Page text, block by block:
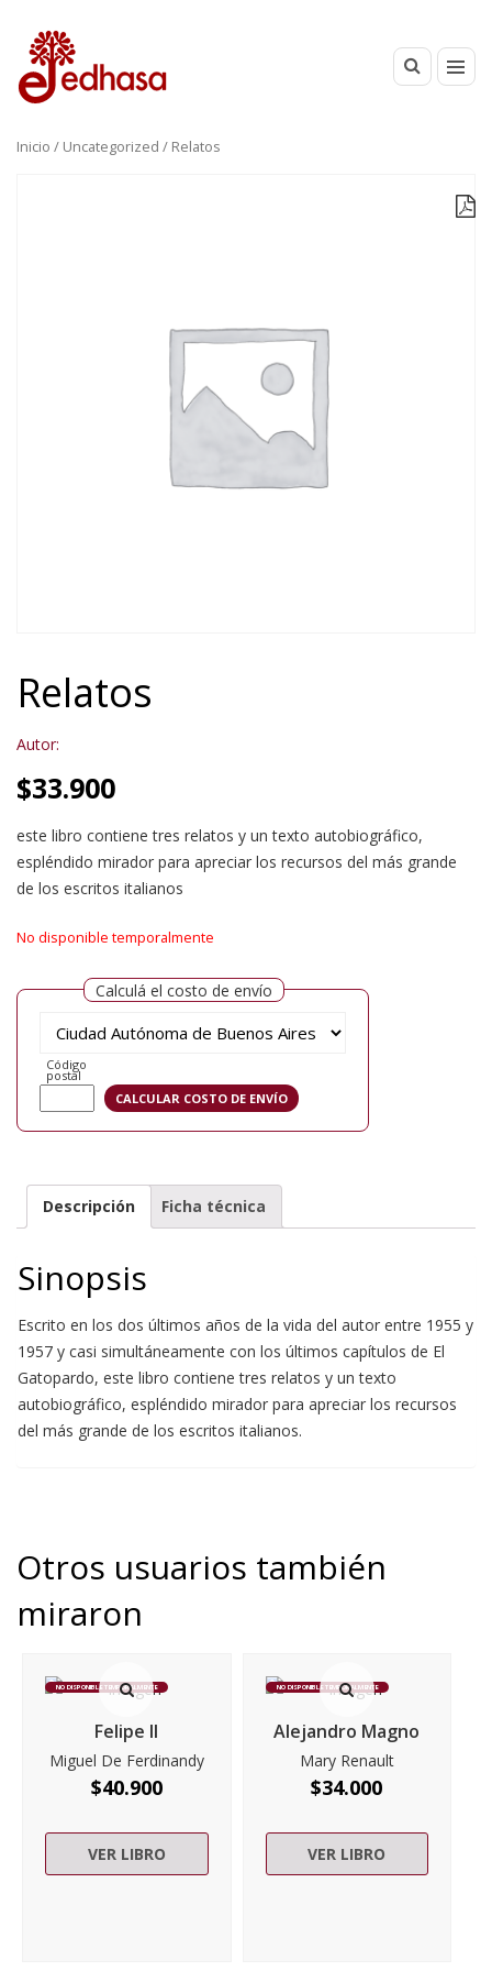
Inicio / Uncategorized / Relatos
Relatos
Autor:
$33.900
este libro contiene tres relatos y un texto autobiográfico,
espléndido mirador para apreciar los recursos del más grande
de los escritos italianos
No disponible temporalmente
Calculá el costo de envío
Código
postal
Descripción Ficha técnica
Sinopsis
Escrito en los dos últimos años de la vida del autor entre 1955 y
1957 y casi simultáneamente con los últimos capítulos de El
Gatopardo, este libro contiene tres relatos y un texto
autobiográfico, espléndido mirador para apreciar los recursos
del más grande de los escritos italianos.
Otros usuarios también
miraron
NO DISPONIBLE TEMPORALMENTE
Felipe II
Miguel De Ferdinandy
$40.900
VER LIBRO
NO DISPONIBLE TEMPORALMENTE
Alejandro Magno
Mary Renault
$34.000
VER LIBRO